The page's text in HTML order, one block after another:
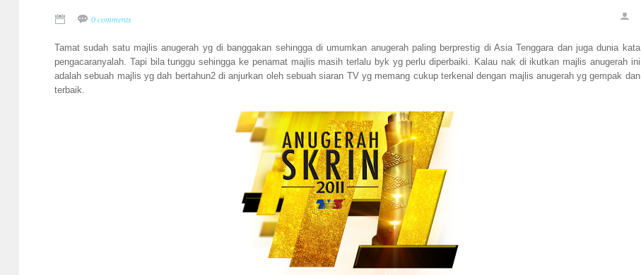
0 comments
Tamat sudah satu majlis anugerah yg di banggakan sehingga di umumkan anugerah paling berprestig di Asia Tenggara dan juga dunia kata
pengacaranyalah. Tapi bila tunggu sehingga ke penamat majlis masih terlalu byk yg perlu diperbaiki. Kalau nak di ikutkan majlis anugerah ini
adalah sebuah majlis yg dah bertahun2 di anjurkan oleh sebuah siaran TV yg memang cukup terkenal dengan majlis anugerah yg gempak dan
terbaik.